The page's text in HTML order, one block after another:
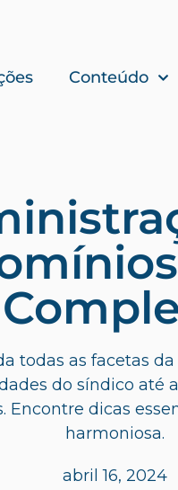
Conteúdo
todas as facetas
do síndico até
Encontre dicas
harmoniosa.
abril 16, 2024